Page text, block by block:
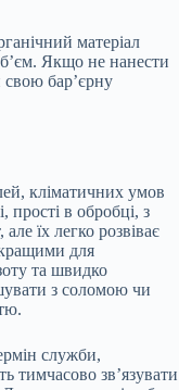
матеріал
Якщо не нанести
бар’єрну
кліматичних умов
прості в обробці, з
їх легко розвіває
для
та швидко
з соломою чи
служби,
тимчасово зв’язувати